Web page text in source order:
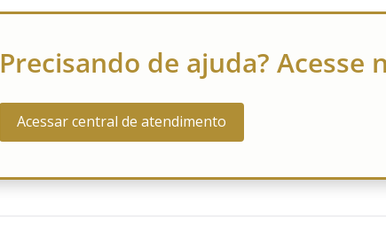
Precisando de ajuda?
Acessar central de atendimento